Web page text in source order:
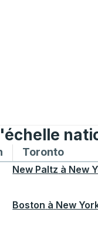
et depuis Chicago
bus vers et
Itinéraires de bus
Toronto
New Paltz à New
Boston à New